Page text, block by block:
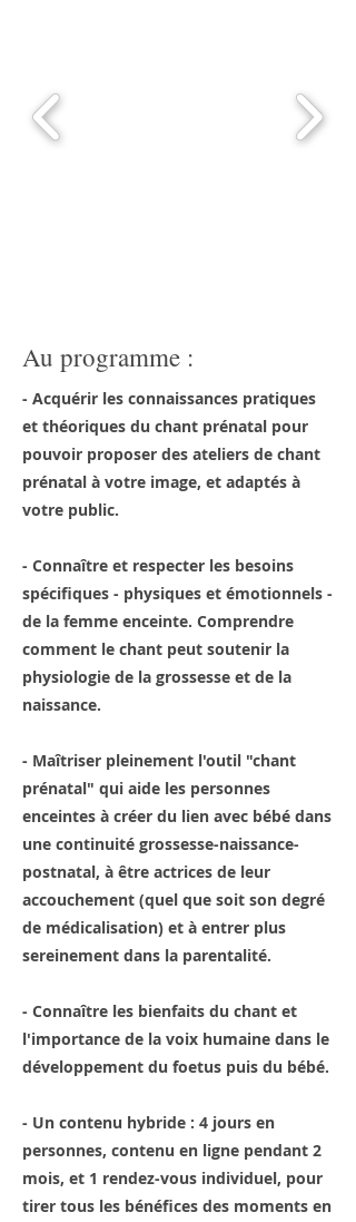
Au programme :
- Acquérir les connaissances pratiques
et théoriques du chant prénatal pour
pouvoir proposer des ateliers de chant
prénatal à votre image, et adaptés à
votre public.
- Connaître et respecter les besoins
spécifiques - physiques et émotionnels -
de la femme enceinte. Comprendre
comment le chant peut soutenir la
physiologie de la grossesse et de la
naissance.
- Maîtriser pleinement l'outil "chant
prénatal" qui aide les personnes
enceintes à créer du lien avec bébé dans
une continuité grossesse-naissance-
postnatal, à être actrices de leur
accouchement (quel que soit son degré
de médicalisation) et à entrer plus
sereinement dans la parentalité.
- Connaître les bienfaits du chant et
l'importance de la voix humaine dans le
développement du foetus puis du bébé.
- Un contenu hybride : 4 jours en
personnes, contenu en ligne pendant 2
mois, et 1 rendez-vous individuel, pour
tirer tous les bénéfices des moments en